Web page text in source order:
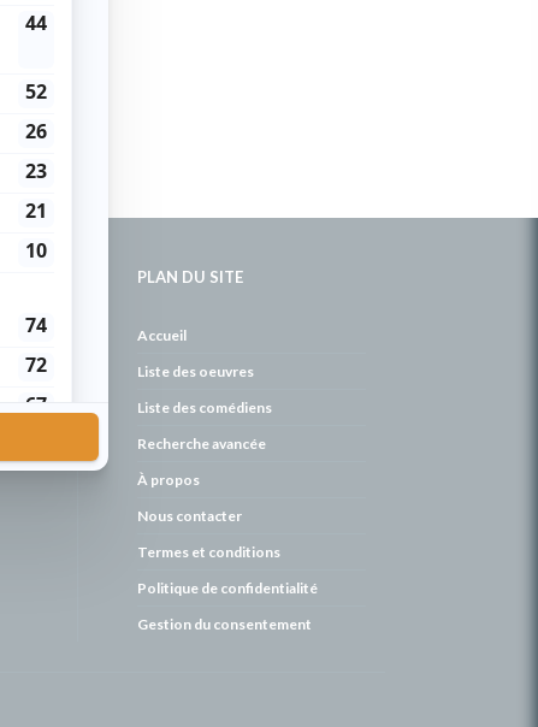
PLAN DU SITE
Accueil
Liste des oeuvres
Liste des comédiens
Recherche avancée
À propos
Nous contacter
Termes et conditions
Politique de confidentialité
Gestion du consentement